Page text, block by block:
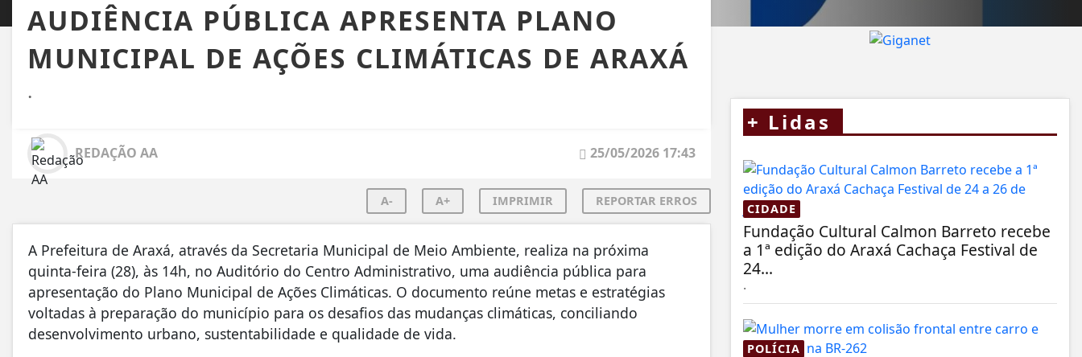
AUDIÊNCIA PÚBLICA APRESENTA PLANO
MUNICIPAL DE AÇÕES CLIMÁTICAS DE ARAXÁ
.
REDAÇÃO AA 25/05/2026 17:43
A- A+ IMPRIMIR REPORTAR ERROS
A Prefeitura de Araxá, através da Secretaria Municipal de Meio Ambiente, realiza na próxima
quinta-feira (28), às 14h, no Auditório do Centro Administrativo, uma audiência pública para
apresentação do Plano Municipal de Ações Climáticas. O documento reúne metas e estratégias
voltadas à preparação do município para os desafios das mudanças climáticas, conciliando
desenvolvimento urbano, sustentabilidade e qualidade de vida.
+ Lidas
CIDADE
Fundação Cultural Calmon Barreto recebe
a 1ª edição do Araxá Cachaça Festival de
24...
.
POLÍCIA